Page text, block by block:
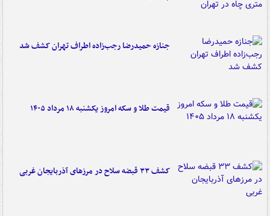
جنازه حمیدرضا رجب‌زاده اطراف تهران کشف شد
قیمت طلا و سکه امروز یکشنبه ۱۸ مرداد ۱۴۰۵
کشف ۳۳ قبضه سلاح در مرزهای آذربایجان غربی